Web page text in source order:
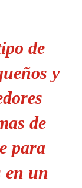
de
y
de
para
en un